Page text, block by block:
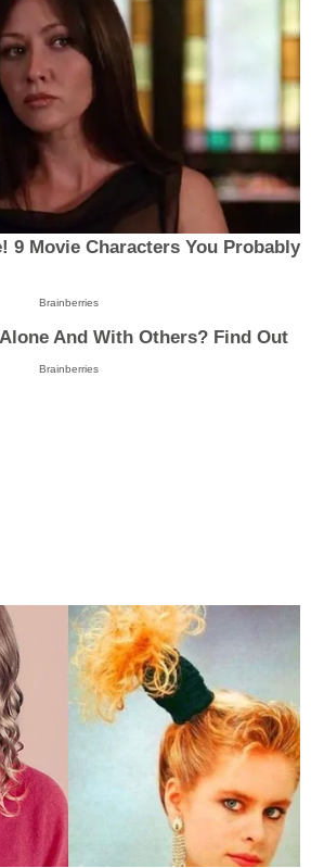
9 Movie Characters You Probably
Brainberries
And With Others? Find Out
Brainberries